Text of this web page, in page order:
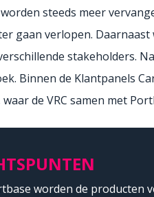
steeds meer
gaan verlopen.
stakeholders.
Binnen de Klantpanels
de VRC samen met
worden de producten